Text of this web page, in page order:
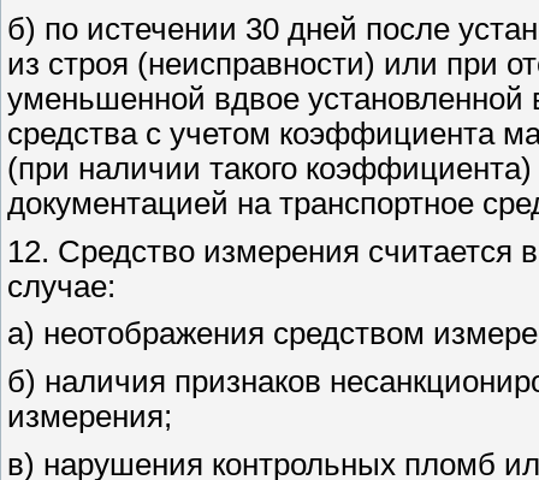
б) по истечении 30 дней после
из строя (неисправности) или при
уменьшенной вдвое установленной
средства с учетом коэффициента
(при наличии такого коэффициента)
документацией на транспортное
12. Средство измерения
случае:
а) неотображения средством
б) наличия признаков
измерения;
в) нарушения контрольных пломб